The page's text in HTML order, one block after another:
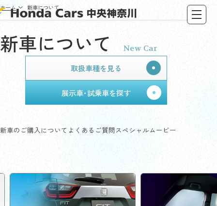
ホーム 新車について
新車について New Car
取扱車種を見る
展示車･試乗車を探す
新車のご購入について よくあるご質問 スペシャルムービー